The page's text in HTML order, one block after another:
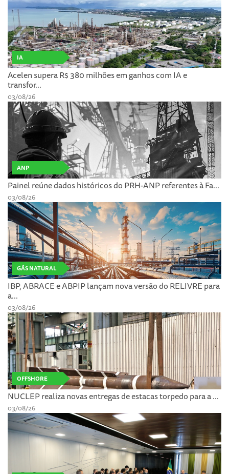
IA
Acelen supera R$ 380 milhões em ganhos com IA e
transfor...
03/08/26
ANP
Painel reúne dados históricos do PRH-ANP referentes à Fa...
03/08/26
GÁS NATURAL
IBP, ABRACE e ABPIP lançam nova versão do RELIVRE para
a...
03/08/26
OFFSHORE
NUCLEP realiza novas entregas de estacas torpedo para a ...
03/08/26